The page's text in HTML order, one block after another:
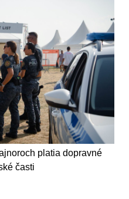
platia dopravné
časti